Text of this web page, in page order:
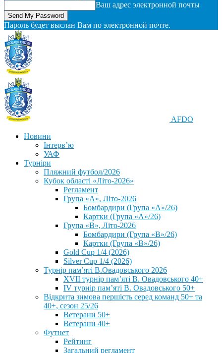
Ваш адрес электронной почты
Пароль будет выслан Вам по электронной почте.
AFDO
Новини
Інтерв’ю
УАФ
Турніри
Пляжний футбол/2026
Кубок області «Літо-2026»
Регламент
Група «А», Літо-2026
Бомбардири (Група «А»/26)
Картки (Група «А»/26)
Група «В», Літо-2026
Бомбардири (Група «В»/26)
Картки (Група «В»/26)
Gold Cup 1/4 (2026)
Silver Cup 1/4 (2026)
Турнір пам’яті В.Овадовського 2026
XVII турнір пам’яті В. Овадовського 40+
IV турнір пам’яті В. Овадовського 50+
Відкрита зимова першість серед команд 50+ та
40+, сезон 25/26
Ветерани 50+
Ветерани 40+
Футнет
Рейтинг
Загальний регламент